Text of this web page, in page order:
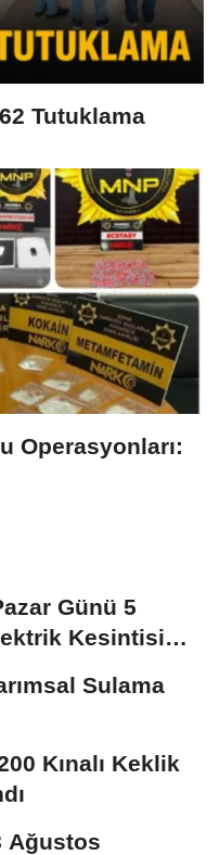
Tutuklama
Operasyonları:
Günü 5
Kesintisi
Sulama
Kınalı Keklik
Ağustos